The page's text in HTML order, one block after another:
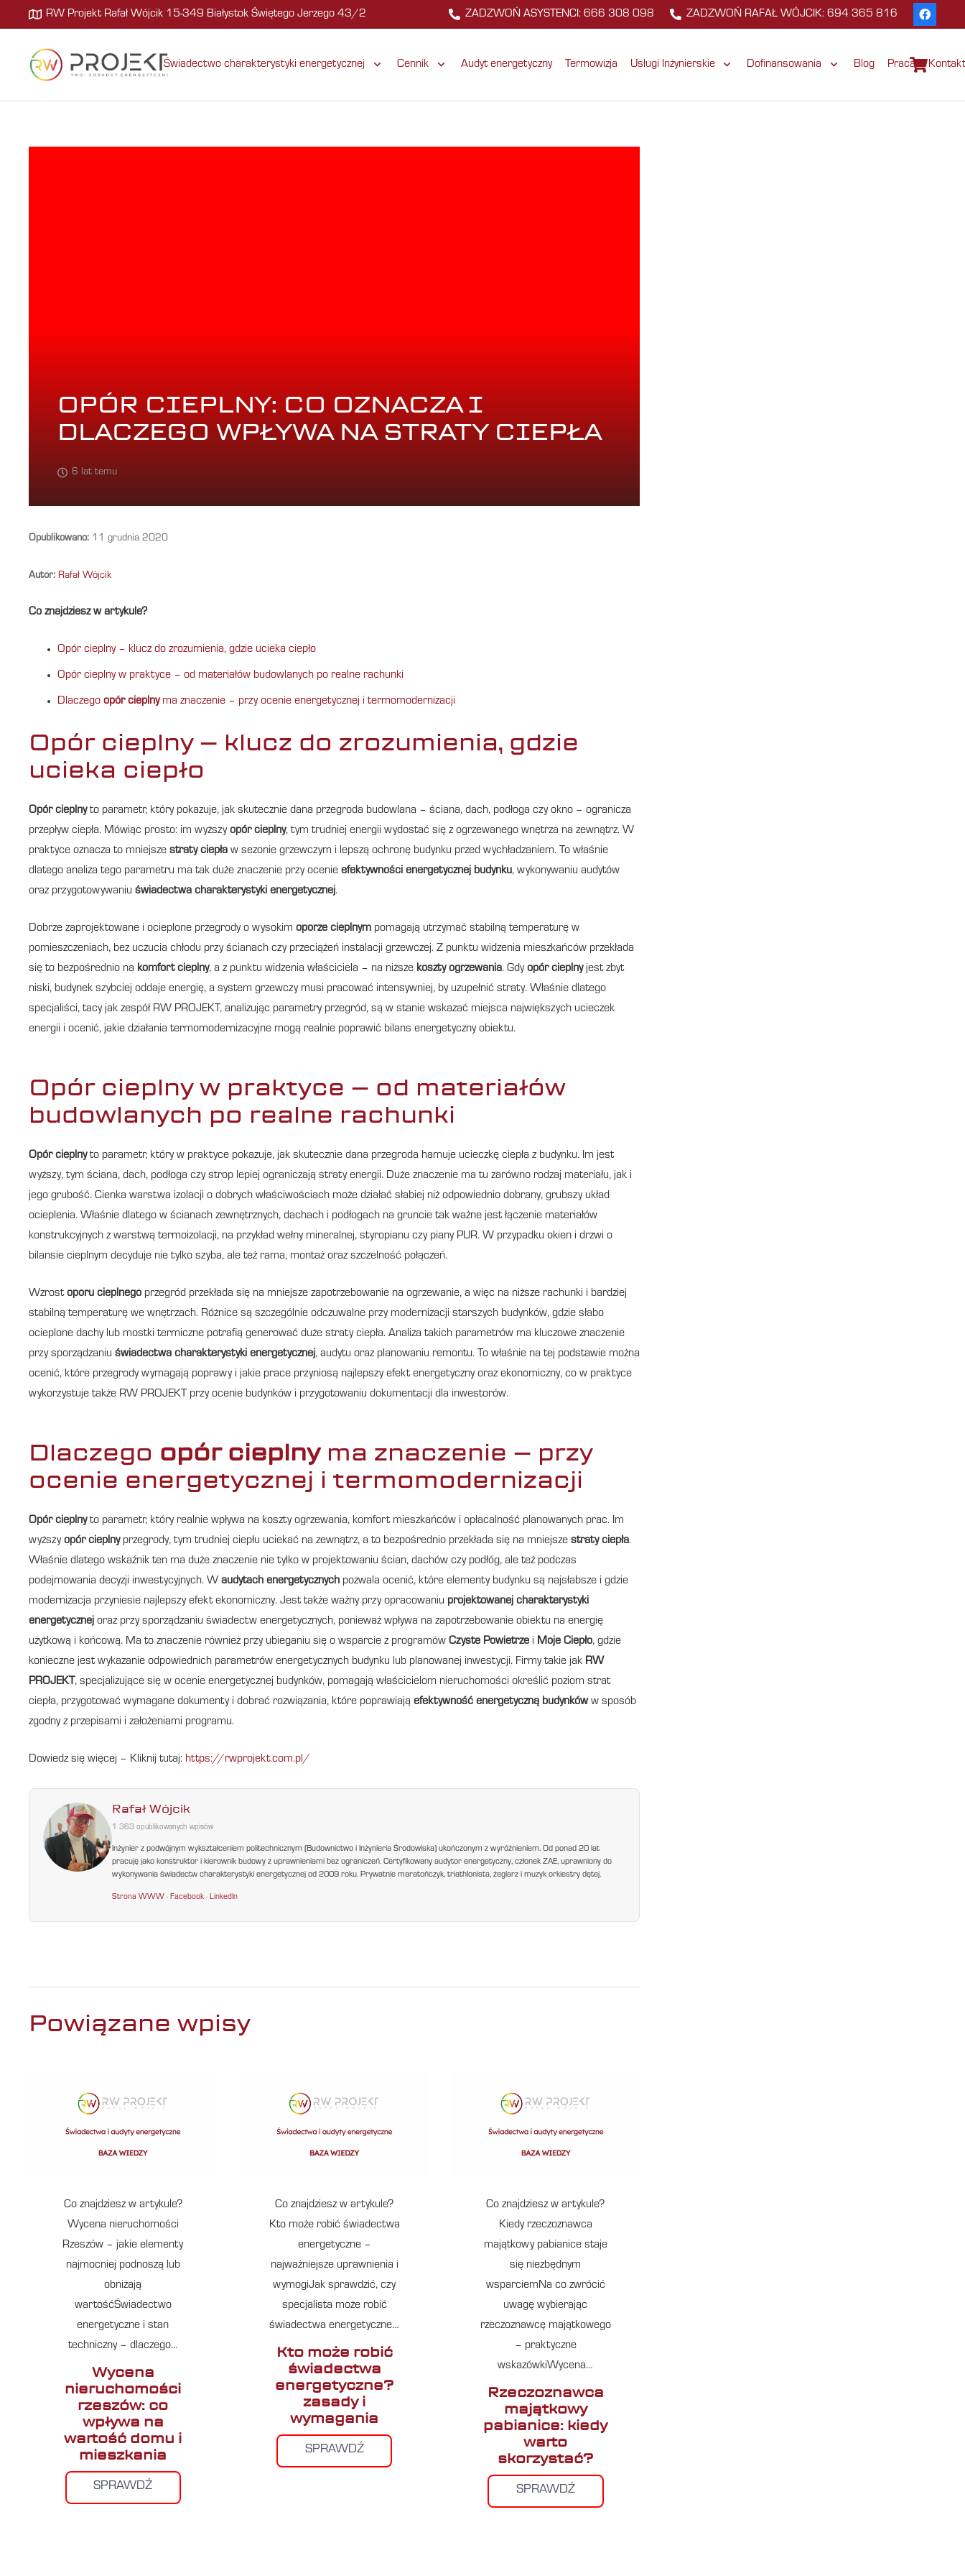
RW Projekt Rafał Wójcik 15-349 Białystok Świętego Jerzego 43/2 ZADZWOŃ ASYSTENCI: 666 308 098 ZADZWOŃ RAFAŁ WÓJCIK: 694 365 816
Świadectwo charakterystyki energetycznej Cennik Audyt energetyczny Termowizja Usługi Inżynierskie Dofinansowania Blog Praca Kontakt
OPÓR CIEPLNY: CO OZNACZA I
DLACZEGO WPŁYWA NA STRATY CIEPŁA
6 lat temu
Opublikowano: 11 grudnia 2020
Autor: Rafał Wójcik
Co znajdziesz w artykule?
Opór cieplny – klucz do zrozumienia, gdzie ucieka ciepło
Opór cieplny w praktyce – od materiałów budowlanych po realne rachunki
Dlaczego opór cieplnyma znaczenie – przy ocenie energetycznej i termomodernizacji
Opór cieplny – klucz do zrozumienia, gdzie
ucieka ciepło
Opór cieplnyto parametr, który pokazuje, jak skutecznie dana przegroda budowlana – ściana, dach, podłoga czy okno – ogranicza
przepływ ciepła. Mówiąc prosto: im wyższyopór cieplny, tym trudniej energii wydostać się z ogrzewanego wnętrza na zewnątrz. W
praktyce oznacza to mniejsze straty ciepła w sezonie grzewczym i lepszą ochronę budynku przed wychładzaniem. To właśnie
dlatego analiza tego parametru ma tak duże znaczenie przy ocenie efektywności energetycznej budynku, wykonywaniu audytów
oraz przygotowywaniu świadectwa charakterystyki energetycznej.
Dobrze zaprojektowane i ocieplone przegrody o wysokim oporze cieplnym pomagają utrzymać stabilną temperaturę w
pomieszczeniach, bez uczucia chłodu przy ścianach czy przeciążeń instalacji grzewczej. Z punktu widzenia mieszkańców przekłada
się to bezpośrednio na komfort cieplny, a z punktu widzenia właściciela – na niższe koszty ogrzewania. Gdyopór cieplnyjest zbyt
niski, budynek szybciej oddaje energię, a system grzewczy musi pracować intensywniej, by uzupełnić straty. Właśnie dlatego
specjaliści, tacy jak zespół RW PROJEKT, analizując parametry przegród, są w stanie wskazać miejsca największych ucieczek
energii i ocenić, jakie działania termomodernizacyjne mogą realnie poprawić bilans energetyczny obiektu.
Opór cieplny w praktyce – od materiałów
budowlanych po realne rachunki
Opór cieplnyto parametr, który w praktyce pokazuje, jak skutecznie dana przegroda hamuje ucieczkę ciepła z budynku. Im jest
wyższy, tym ściana, dach, podłoga czy strop lepiej ograniczają straty energii. Duże znaczenie ma tu zarówno rodzaj materiału, jak i
jego grubość. Cienka warstwa izolacji o dobrych właściwościach może działać słabiej niż odpowiednio dobrany, grubszy układ
ocieplenia. Właśnie dlatego w ścianach zewnętrznych, dachach i podłogach na gruncie tak ważne jest łączenie materiałów
konstrukcyjnych z warstwą termoizolacji, na przykład wełny mineralnej, styropianu czy piany PUR. W przypadku okien i drzwi o
bilansie cieplnym decyduje nie tylko szyba, ale też rama, montaż oraz szczelność połączeń.
Wzrostoporu cieplnego przegród przekłada się na mniejsze zapotrzebowanie na ogrzewanie, a więc na niższe rachunki i bardziej
stabilną temperaturę we wnętrzach. Różnice są szczególnie odczuwalne przy modernizacji starszych budynków, gdzie słabo
ocieplone dachy lub mostki termiczne potrafią generować duże straty ciepła. Analiza takich parametrów ma kluczowe znaczenie
przy sporządzaniu świadectwa charakterystyki energetycznej, audytu oraz planowaniu remontu. To właśnie na tej podstawie można
ocenić, które przegrody wymagają poprawy i jakie prace przyniosą najlepszy efekt energetyczny oraz ekonomiczny, co w praktyce
wykorzystuje także RW PROJEKT przy ocenie budynków i przygotowaniu dokumentacji dla inwestorów.
Dlaczego opór cieplnyma znaczenie – przy
ocenie energetycznej i termomodernizacji
Opór cieplnyto parametr, który realnie wpływa na koszty ogrzewania, komfort mieszkańców i opłacalność planowanych prac. Im
wyższyopór cieplnyprzegrody, tym trudniej ciepłu uciekać na zewnątrz, a to bezpośrednio przekłada się na mniejsze straty ciepła.
Właśnie dlatego wskaźnik ten ma duże znaczenie nie tylko w projektowaniu ścian, dachów czy podłóg, ale też podczas
podejmowania decyzji inwestycyjnych. W audytach energetycznych pozwala ocenić, które elementy budynku są najsłabsze i gdzie
modernizacja przyniesie najlepszy efekt ekonomiczny. Jest także ważny przy opracowaniu projektowanej charakterystyki
energetycznej oraz przy sporządzaniu świadectw energetycznych, ponieważ wpływa na zapotrzebowanie obiektu na energię
użytkową i końcową. Ma to znaczenie również przy ubieganiu się o wsparcie z programów Czyste Powietrze i Moje Ciepło, gdzie
konieczne jest wykazanie odpowiednich parametrów energetycznych budynku lub planowanej inwestycji. Firmy takie jak RW
PROJEKT, specjalizujące się w ocenie energetycznej budynków, pomagają właścicielom nieruchomości określić poziom strat
ciepła, przygotować wymagane dokumenty i dobrać rozwiązania, które poprawiają efektywność energetyczną budynkóww sposób
zgodny z przepisami i założeniami programu.
Dowiedz się więcej – Kliknij tutaj: https://rwprojekt.com.pl/
Rafał Wójcik
1 363 opublikowanych wpisów
Inżynier z podwójnym wykształceniem politechnicznym (Budownictwo i Inżynieria Środowiska) ukończonym z wyróżnieniem. Od ponad 20 lat
pracuję jako konstruktor i kierownik budowy z uprawnieniami bez ograniczeń. Certyfikowany audytor energetyczny, członek ZAE, uprawniony do
wykonywania świadectw charakterystyki energetycznej od 2009 roku. Prywatnie maratończyk, triathlonista, żeglarz i muzyk orkiestry dętej.
Strona WWW ·Facebook ·LinkedIn
Powiązane wpisy
Co znajdziesz w artykule?
Wycena nieruchomości
Rzeszów – jakie elementy
najmocniej podnoszą lub
obniżają
wartośćŚwiadectwo
energetyczne i stan
techniczny – dlaczego…
Wycena
nieruchomości
rzeszów: co
wpływa na
wartość domu i
mieszkania
SPRAWDŹ
Co znajdziesz w artykule?
Kto może robić świadectwa
energetyczne –
najważniejsze uprawnienia i
wymogiJak sprawdzić, czy
specjalista może robić
świadectwa energetyczne…
Kto może robić
świadectwa
energetyczne?
zasady i
wymagania
SPRAWDŹ
Co znajdziesz w artykule?
Kiedy rzeczoznawca
majątkowy pabianice staje
się niezbędnym
wsparciemNa co zwrócić
uwagę wybierając
rzeczoznawcę majątkowego
– praktyczne
wskazówkiWycena…
Rzeczoznawca
majątkowy
pabianice: kiedy
warto
skorzystać?
SPRAWDŹ